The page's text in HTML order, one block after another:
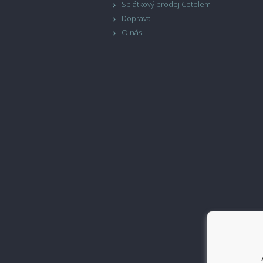
Splátkový prodej Cetelem
Doprava
O nás